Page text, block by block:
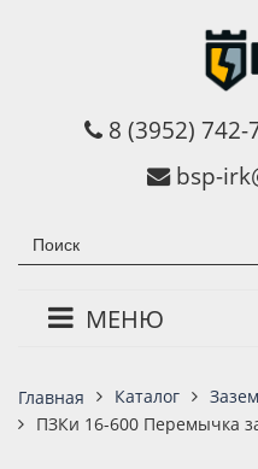
8 (3952) 742-
bsp-
МЕНЮ
Главная Каталог
ПЗКи 16-600 Перемычка